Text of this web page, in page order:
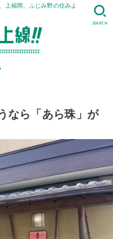
上福岡、ふじみ野の住みよ
SEARCH
なら「あら珠」が